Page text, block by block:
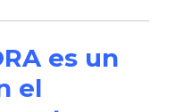
es un
el